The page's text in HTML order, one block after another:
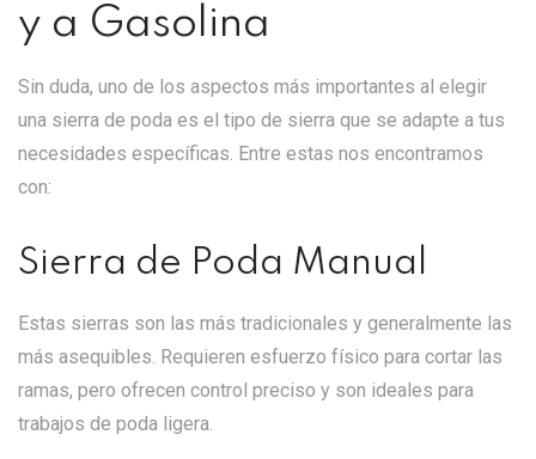
y a Gasolina
Sin duda, uno de los aspectos más importantes al elegir
una sierra de poda es el tipo de sierra que se adapte a tus
necesidades específicas. Entre estas nos encontramos
con:
Sierra de Poda Manual
Estas sierras son las más tradicionales y generalmente las
más asequibles. Requieren esfuerzo físico para cortar las
ramas, pero ofrecen control preciso y son ideales para
trabajos de poda ligera.